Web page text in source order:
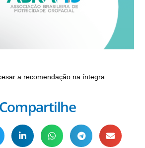
a recomendação na íntegra
Compartilhe